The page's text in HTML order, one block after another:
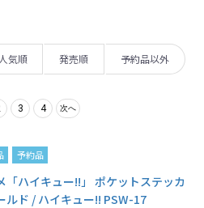
人気順 発売順 予約品以外
3 4 次へ
予約品
「ハイキュー!!」 ポケットステッカ
ルド / ハイキュー!! PSW-17